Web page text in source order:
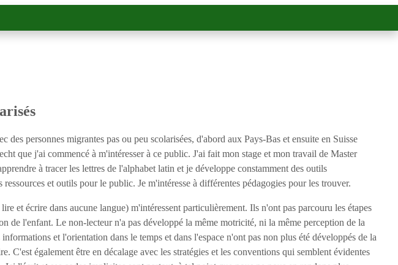
personnes migrantes pas ou peu scolarisées, d'abord aux Pays-Bas et ensuite en Suisse
que j'ai commencé à m'intéresser à ce public. J'ai fait mon stage et mon travail de Master
à tracer les lettres de l'alphabet latin et je développe constamment des outils
et outils pour le public. Je m'intéresse à différentes pédagogies pour les trouver.
et écrire dans aucune langue) m'intéressent particulièrement. Ils n'ont pas parcouru les étapes
de l'enfant. Le non-lecteur n'a pas développé la même motricité, ni la même perception de la
et l'orientation dans le temps et dans l'espace n'ont pas non plus été développés de la
C'est également être en décalage avec les stratégies et les conventions qui semblent évidentes